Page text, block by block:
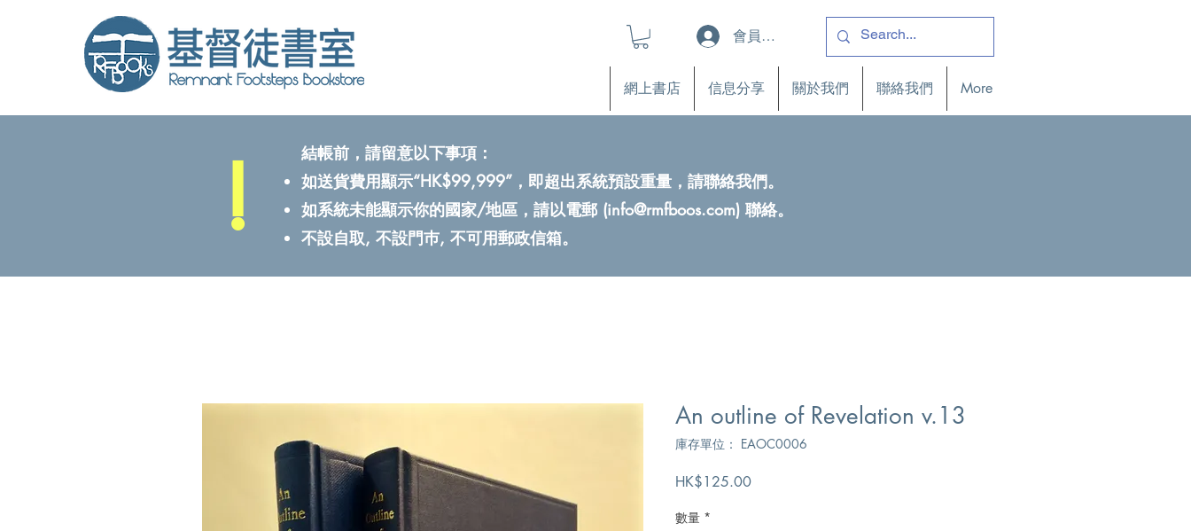
會員登入
網上書店 信息分享 關於我們 聯絡我們 More
!
結帳前，請留意以下事項：
如送貨費用顯示“HK$99,999”，即超出系統預設重量，請聯絡我們。
如系統未能顯示你的國家/地區，請以電郵 (info@rmfboos.com) 聯絡。
不設自取, 不設門巿, 不可用郵政信箱。
An outline of Revelation v.13
庫存單位： EAOC0006
HK$125.00價
數量 *